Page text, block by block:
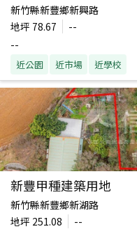
新竹縣新豐鄉新興路
地坪 78.67
--
--
近公園 近市場 近學校
新豐甲種建築用地
新竹縣新豐鄉新湖路
地坪 251.08
--